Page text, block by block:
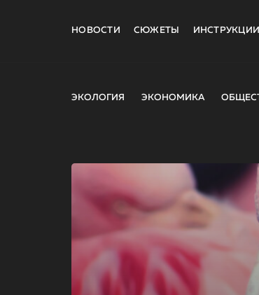
НОВОСТИ СЮЖЕТЫ ИНСТРУКЦИИ
ЭКОЛОГИЯ ЭКОНОМИКА